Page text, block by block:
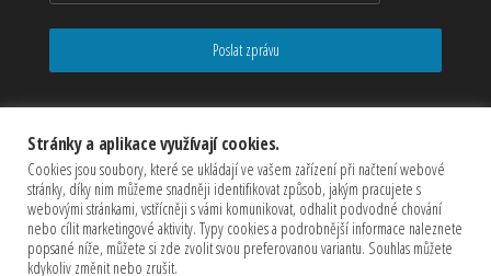
Poslat zprávu
Stránky a aplikace využívají cookies.
Cookies jsou soubory, které se ukládají ve vašem zařízení při načtení webové
stránky, díky nim můžeme snadněji identifikovat způsob, jakým pracujete s
webovými stránkami, vstřícněji s vámi komunikovat, odhalit podvodné chování
nebo cílit marketingové aktivity. Typy cookies a podrobnější informace naleznete
popsané níže, můžete si zde zvolit svou preferovanou variantu. Souhlas můžete
kdykoliv změnit nebo zrušit.